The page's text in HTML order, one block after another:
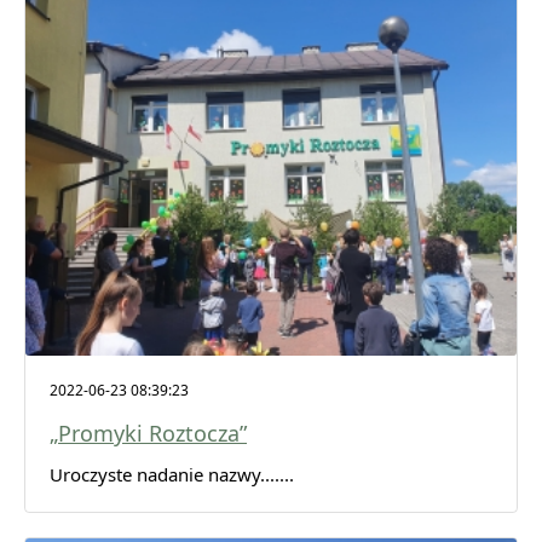
2022-06-23 08:39:23
„Promyki Roztocza”
Uroczyste nadanie nazwy.......